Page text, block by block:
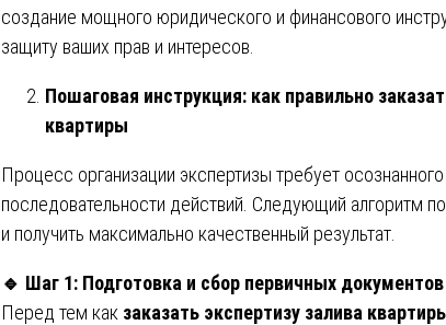
создание мощного юридического и финансового
защиту ваших прав и интересов.
Пошаговая инструкция: как правильно
квартиры
Процесс организации экспертизы требует
последовательности действий. Следующий алгоритм
и получить максимально качественный результат.
🔹 Шаг 1: Подготовка и сбор первичных документов
Перед тем как заказать экспертизу залива